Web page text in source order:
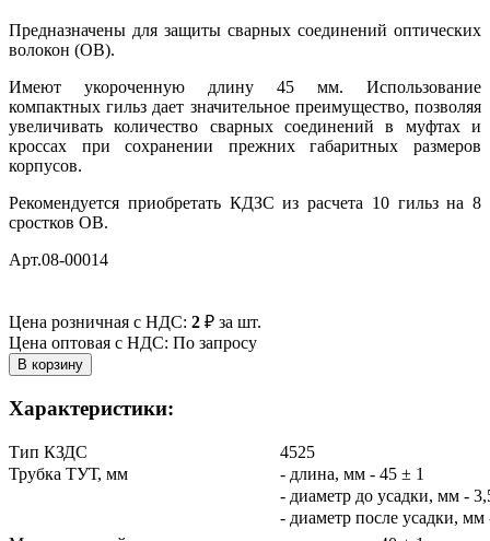
Предназначены для защиты сварных соединений оптических
волокон (ОВ).
Имеют укороченную длину 45 мм. Использование
компактных гильз дает значительное преимущество, позволяя
увеличивать количество сварных соединений в муфтах и
кроссах при сохранении прежних габаритных размеров
корпусов.
Рекомендуется приобретать КДЗС из расчета 10 гильз на 8
сростков ОВ.
Арт.08-00014
Цена розничная с НДС: 2 ₽ за шт.
Цена оптовая с НДС: По запросу
Характеристики:
Тип КЗДС
4525
Трубка ТУТ, мм
- длина, мм - 45 ± 1
- диаметр до усадки, мм -
- диаметр после усадки, мм